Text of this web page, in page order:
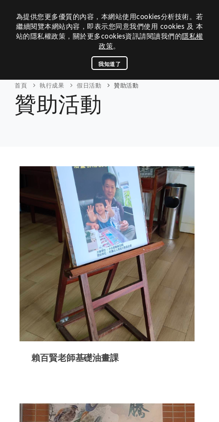
活動訊息
執行成果
為提供您更多優質的內容，本網站使用cookies分析技術。若
繼續閱覽本網站內容，即表示您同意我們使用 cookies 及 本
站的隱私權政策，關於更多cookies資訊請閱讀我們的 隱私權
政策。
我知道了
首頁 執行成果 假日活動 贊助活動
贊助活動
賴百賢老師基礎油畫課